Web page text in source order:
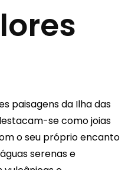
paisagens da Ilha das
se como joias
o seu próprio encanto
serenas e